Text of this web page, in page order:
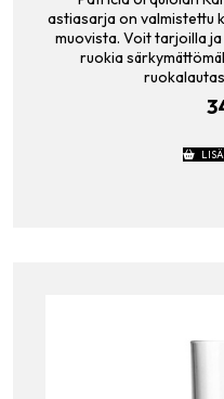
astiasarja on valmistettu
muovista. Voit tarjoilla
ruokia